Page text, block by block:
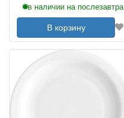
в наличии на послезавтра
В корзину